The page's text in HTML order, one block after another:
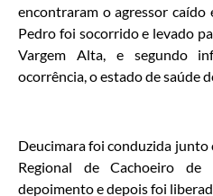
encontraram o agressor caído
Pedro foi socorrido e levado
Vargem Alta, e segundo
ocorrência, o estado de saúde
Deucimara foi conduzida junto
Regional de Cachoeiro de
depoimento e depois foi